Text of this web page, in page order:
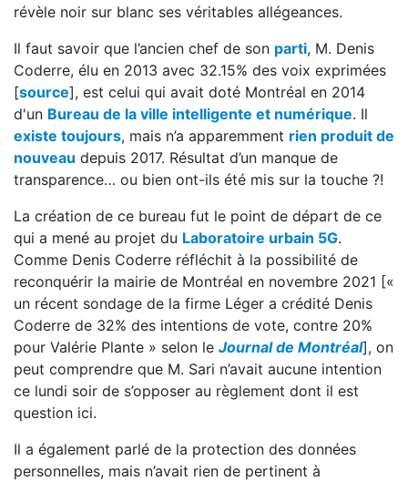
révèle noir sur blanc ses véritables allégeances.
Il faut savoir que l’ancien chef de son parti, M. Denis
Coderre, élu en 2013 avec 32.15% des voix exprimées
[source], est celui qui avait doté Montréal en 2014
d'un Bureau de la ville intelligente et numérique. Il
existe toujours, mais n’a apparemment rien produit de
nouveau depuis 2017. Résultat d’un manque de
transparence… ou bien ont-ils été mis sur la touche ?!
La création de ce bureau fut le point de départ de ce
qui a mené au projet du Laboratoire urbain 5G.
Comme Denis Coderre réfléchit à la possibilité de
reconquérir la mairie de Montréal en novembre 2021 [«
un récent sondage de la firme Léger a crédité Denis
Coderre de 32% des intentions de vote, contre 20%
pour Valérie Plante » selon le Journal de Montréal], on
peut comprendre que M. Sari n’avait aucune intention
ce lundi soir de s’opposer au règlement dont il est
question ici.
Il a également parlé de la protection des données
personnelles, mais n’avait rien de pertinent à